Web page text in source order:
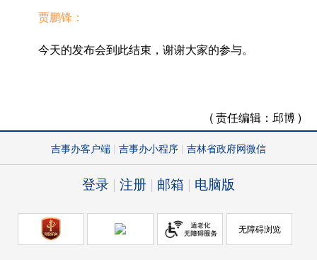
贾鹏锋：
今天的发布会到此结束，谢谢大家的参与。
( 责任编辑： 邱博 )